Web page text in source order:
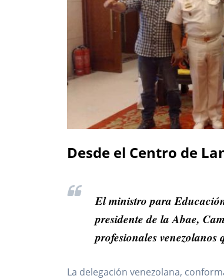
Desde el Centro de
El ministro para
presidente de la Abae,
profesionales
La delegación venezolana,